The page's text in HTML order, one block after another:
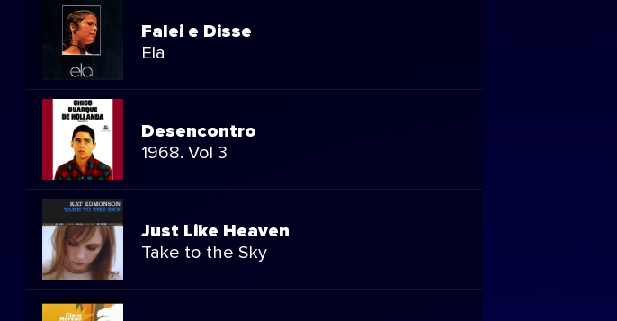
Falei e Disse
Ela
Desencontro
1968. Vol 3
Just Like Heaven
Take to the Sky